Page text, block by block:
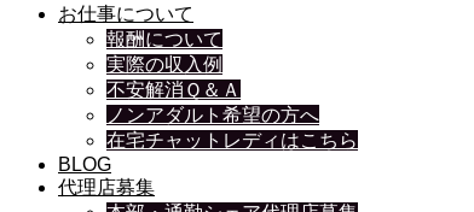
お仕事について
報酬について
実際の収入例
不安解消Ｑ＆Ａ
ノンアダルト希望の方へ
在宅チャットレディはこちら
BLOG
代理店募集